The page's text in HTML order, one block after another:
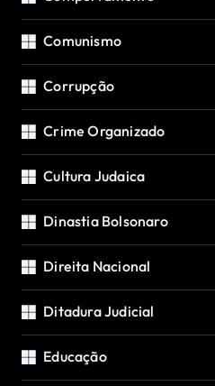
Comunismo
Corrupção
Crime Organizado
Cultura Judaica
Dinastia Bolsonaro
Direita Nacional
Ditadura Judicial
Educação